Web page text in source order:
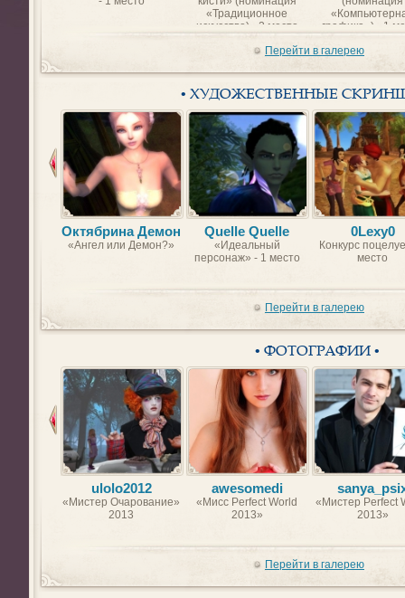
«Традиционное
искусство) - 2 место
графика») - 1
Перейти в галерею
• ХУДОЖЕСТВЕННЫЕ
Октябрина Демон
«Ангел или Демон?»
Quelle Quelle
«Идеальный
персонаж» - 1 место
0Lexy0
Конкурс
место
Перейти в галерею
• ФОТОГРАФИИ •
ulolo2012
«Мистер Очарование»
2013
awesomedi
«Мисс Perfect World
2013»
«Мистер Perfect
2013»
Перейти в галерею